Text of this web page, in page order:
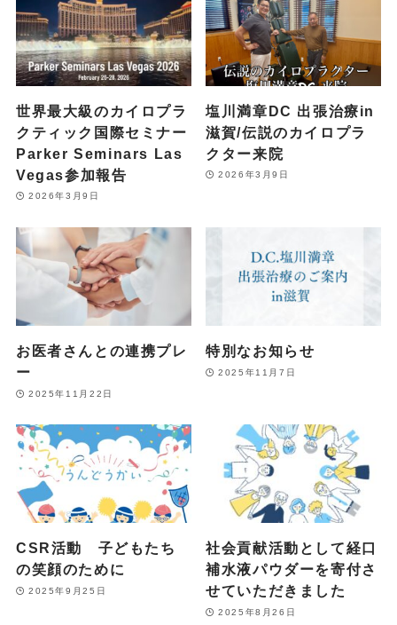
世界最大級のカイロプラ
クティック国際セミナー
Parker Seminars Las
Vegas参加報告
2026年3月9日
塩川満章DC 出張治療in
滋賀/伝説のカイロプラ
クター来院
2026年3月9日
お医者さんとの連携プレ
ー
2025年11月22日
特別なお知らせ
2025年11月7日
CSR活動 子どもたち
の笑顔のために
2025年9月25日
社会貢献活動として経口
補水液パウダーを寄付さ
せていただきました
2025年8月26日